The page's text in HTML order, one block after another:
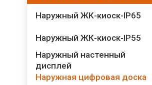
Наружный ЖК-киоск-IP65
Наружный ЖК-киоск-IP55
Наружный настенный
дисплей
Наружная цифровая доска